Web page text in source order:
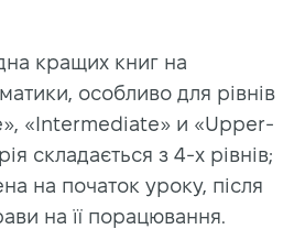
кращих книг на
особливо для рівнів
«Intermediate» и «Upper-
складається з 4-х рівнів;
на початок уроку, після
на її порацювання.